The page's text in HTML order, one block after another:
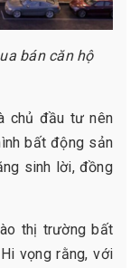
bán căn hộ
chủ đầu tư nên
bất động sản
sinh lời, đồng
thị trường bất
vọng rằng, với